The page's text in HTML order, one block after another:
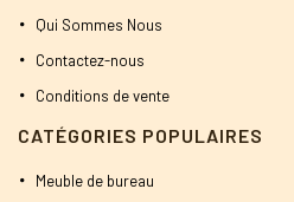
Qui Sommes Nous
Contactez-nous
Conditions de vente
CATÉGORIES POPULAIRES
Meuble de bureau